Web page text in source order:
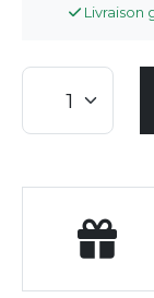
Livraison